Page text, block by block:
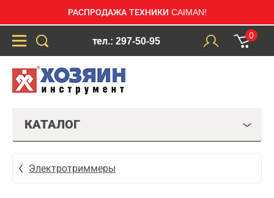
РАСПРОДАЖА ТЕХНИКИ CAIMAN!
тел.: 297-50-95
0
КАТАЛОГ
Электротриммеры